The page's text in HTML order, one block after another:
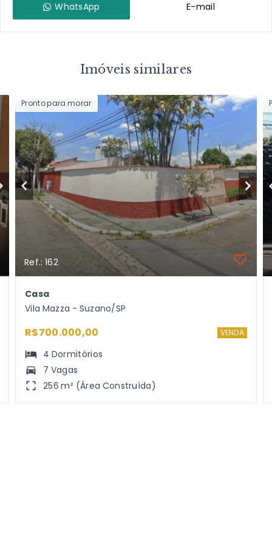
WhatsApp E-mail
Imóveis similares
Pronto para morar
Ref.: 162
Casa
Vila Mazza - Suzano/SP
R$700.000,00 VENDA
4 Dormitórios
7 Vagas
256 m² (Área Construída)